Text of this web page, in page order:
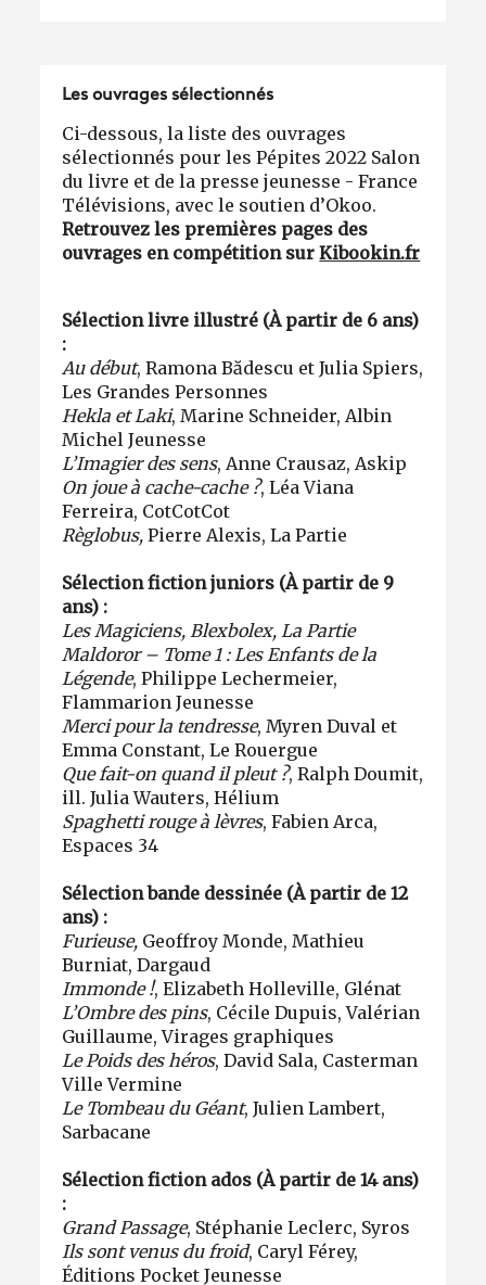
Les ouvrages sélectionnés
Ci-dessous, la liste des ouvrages
sélectionnés pour les Pépites 2022 Salon
du livre et de la presse jeunesse - France
Télévisions, avec le soutien d’Okoo.
Retrouvez les premières pages des
ouvrages en compétition surKibookin.fr
Sélection livre illustré (À partir de 6 ans)
:
Au début, Ramona Bădescu et Julia Spiers,
Les Grandes Personnes
Hekla et Laki, Marine Schneider, Albin
Michel Jeunesse
L’Imagier des sens, Anne Crausaz, Askip
On joue à cache-cache ?, Léa Viana
Ferreira, CotCotCot
Règlobus, Pierre Alexis, La Partie
Sélection fiction juniors (À partir de 9
ans) :
Les Magiciens, Blexbolex, La Partie
Maldoror – Tome 1 : Les Enfants de la
Légende, Philippe Lechermeier,
Flammarion Jeunesse
Merci pour la tendresse, Myren Duval et
Emma Constant, Le Rouergue
Que fait-on quand il pleut ?, Ralph Doumit,
ill. Julia Wauters, Hélium
Spaghetti rouge à lèvres, Fabien Arca,
Espaces 34
Sélection bande dessinée (À partir de 12
ans) :
Furieuse, Geoffroy Monde, Mathieu
Burniat, Dargaud
Immonde !, Elizabeth Holleville, Glénat
L’Ombre des pins, Cécile Dupuis, Valérian
Guillaume, Virages graphiques
Le Poids des héros, David Sala, Casterman
Ville Vermine
Le Tombeau du Géant, Julien Lambert,
Sarbacane
Sélection fiction ados (À partir de 14 ans)
:
Grand Passage, Stéphanie Leclerc, Syros
Ils sont venus du froid, Caryl Férey,
Éditions Pocket Jeunesse